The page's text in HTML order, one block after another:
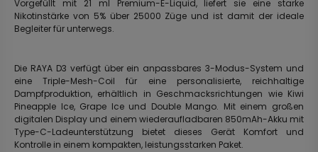
Vorgefüllt mit 21 ml Premium-E-Liquid, liefert sie eine starke
Nikotinstärke von 5% über 25000 Züge und ist damit der ideale
Begleiter für unterwegs.
Die RAYA D3 verfügt über ein anpassbares 3-Modus-System und
eine Triple-Mesh-Coil für eine personalisierte, reichhaltige
Dampfproduktion, erhältlich in Geschmacksrichtungen wie Kiwi
Pineapple Ice, Grape Ice und Double Mango. Mit einem großen
digitalen Display und einem wiederaufladbaren 850mAh-Akku mit
Type-C-Ladeunterstützung bietet dieses Gerät Komfort und
Kontrolle in einem kompakten, leistungsstarken Paket.